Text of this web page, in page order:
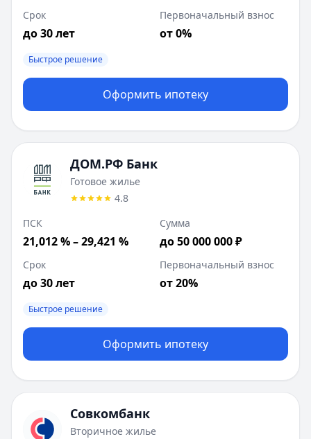
Срок
до 30 лет
Первоначальный взнос
от 0%
Быстрое решение
Оформить ипотеку
ДОМ.РФ Банк
Готовое жилье
4.8
ПСК
21,012 % – 29,421 %
Сумма
до 50 000 000 ₽
Срок
до 30 лет
Первоначальный взнос
от 20%
Быстрое решение
Оформить ипотеку
Совкомбанк
Вторичное жилье